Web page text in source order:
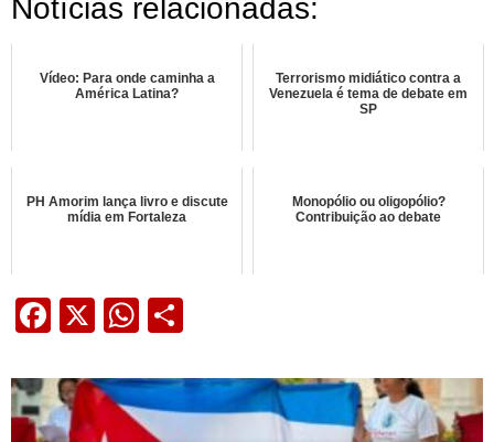
Notícias relacionadas:
Vídeo: Para onde caminha a
América Latina?
Terrorismo midiático contra a
Venezuela é tema de debate em
SP
PH Amorim lança livro e discute
mídia em Fortaleza
Monopólio ou oligopólio?
Contribuição ao debate
Facebook
X WhatsApp